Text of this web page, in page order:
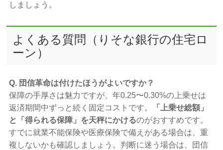
しましょう。
よくある質問（りそな銀行の住宅ロ
ーン）
Q. 団信革命は付けたほうがよいですか？
保障の手厚さは魅力ですが、年0.25〜0.30%の上乗せは
返済期間中ずっと続く固定コストです。
「上乗せ総額」
と「得られる保障」を天秤にかけるのがおすすめです。
すでに就業不能保険や医療保険で備えがある場合は、重
複しないかも確認しましょう。判断に迷う場合は、団信